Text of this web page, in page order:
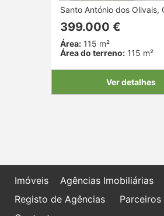
Santo António dos Olivais,
399.000 €
Área:115 m²
Área do terreno:115 m²
Ver detalhes
Imóveis
Agências Imobiliárias
Registo de Agências
Parceiros